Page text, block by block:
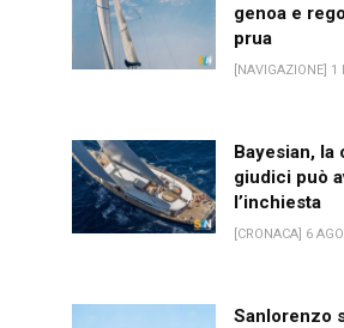
genoa e
prua
[NAVIGAZIONE] 1
Bayesian, la
giudici può
l’inchiesta
[CRONACA] 6
Sanlorenzo